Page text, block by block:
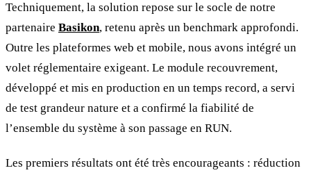
Techniquement, la solution repose sur le socle de notre
partenaire Basikon, retenu après un benchmark approfondi.
Outre les plateformes web et mobile, nous avons intégré un
volet réglementaire exigeant. Le module recouvrement,
développé et mis en production en un temps record, a servi
de test grandeur nature et a confirmé la fiabilité de
l’ensemble du système à son passage en RUN.
Les premiers résultats ont été très encourageants : réduction